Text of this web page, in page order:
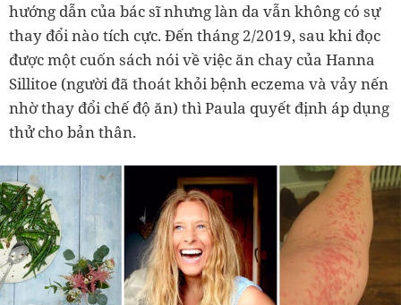
hướng dẫn của bác sĩ nhưng làn da vẫn không có sự
thay đổi nào tích cực. Đến tháng 2/2019, sau khi đọc
được một cuốn sách nói về việc ăn chay của Hanna
Sillitoe (người đã thoát khỏi bệnh eczema và vảy nến
nhờ thay đổi chế độ ăn) thì Paula quyết định áp dụng
thử cho bản thân.